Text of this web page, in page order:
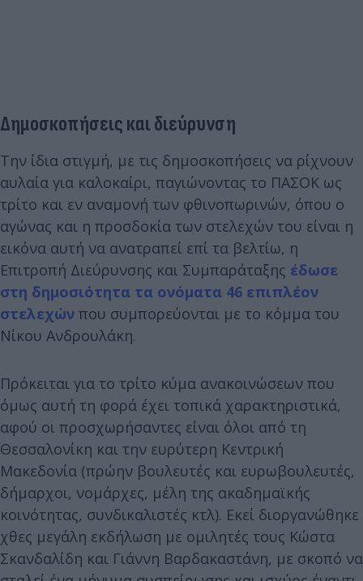
Δημοσκοπήσεις και διεύρυνση
Την ίδια στιγμή, με τις δημοσκοπήσεις να ρίχνουν
αυλαία για καλοκαίρι, παγιώνοντας το ΠΑΣΟΚ ως
τρίτο και εν αναμονή των φθινοπωρινών, όπου ο
αγώνας και η προσδοκία των στελεχών του είναι η
εικόνα αυτή να ανατραπεί επί τα βελτίω, η
Επιτροπή Διεύρυνσης και Συμπαράταξης έδωσε
στη δημοσιότητα τα ονόματα 46 επιπλέον
στελεχών που συμπορεύονται με το κόμμα του
Νίκου Ανδρουλάκη.
Πρόκειται για το τρίτο κύμα ανακοινώσεων που
όμως αυτή τη φορά έχει τοπικά χαρακτηριστικά,
αφού οι προσχωρήσαντες είναι όλοι από τη
Θεσσαλονίκη και την ευρύτερη Κεντρική
Μακεδονία (πρώην βουλευτές και ευρωβουλευτές,
δήμαρχοι, νομάρχες, μέλη της ακαδημαϊκής
κοινότητας, συνδικαλιστές κτλ). Εκεί διοργανώθηκε
χθες μεγάλη εκδήλωση με ομιλητές τους Κώστα
Σκανδαλίδη και Γιάννη Βαρδακαστάνη, με σκοπό να